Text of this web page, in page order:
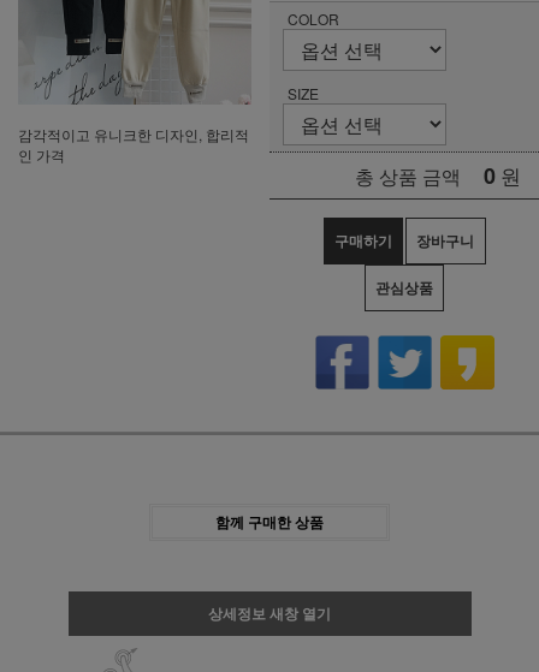
감각적이고 유니크한 디자인, 합리적
인 가격
COLOR
SIZE
총 상품 금액 0 원
구매하기 장바구니
관심상품
함께 구매한 상품
상세정보 새창 열기